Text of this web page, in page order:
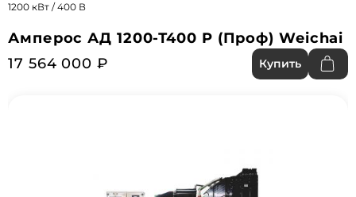
1200 кВт / 400 В
Амперос АД 1200-Т400 P (Проф) Weichai
17 564 000 ₽
Купить